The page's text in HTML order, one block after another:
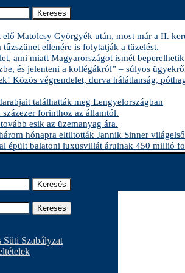
Keresés
Matolcsy Györgyék után, most már a II.
ellenére is folytatják a tüzelést.
ami miatt Magyarországot ismét
és jelenteni a kollégákról” – súlyos
Közös végrendelet, durva hálátlanság,
találhatták meg Lengyelországban
forinthoz az államtól.
esik az üzemanyag ára.
hónapra eltiltották Jannik Sinner
épült balatoni luxusvillát árulnak 450 millió
Keresés
Keresés
Süti Szabályzat